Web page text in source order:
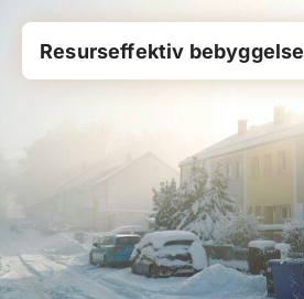
Resurseffektiv bebyggelse